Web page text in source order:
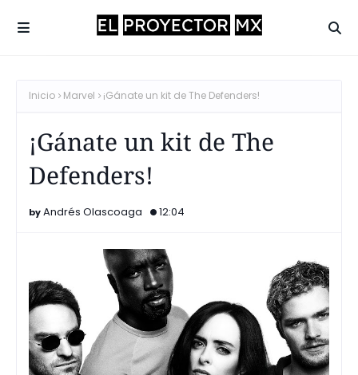
Inicio Marvel ¡Gánate un kit de The Defenders!
¡Gánate un kit de The
Defenders!
Andrés Olascoaga 12:04